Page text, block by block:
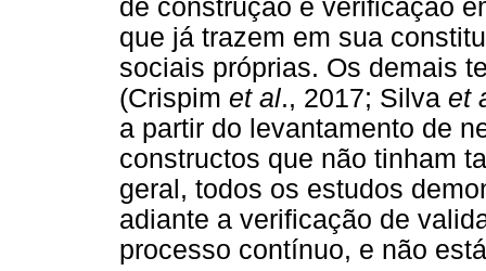
de construção e verificação
que já trazem em sua
sociais próprias. Os demais
(Crispim et al., 2017; Silva et
a partir do levantamento de
constructos que não tinham
geral, todos os estudos
adiante a verificação de
processo contínuo, e não